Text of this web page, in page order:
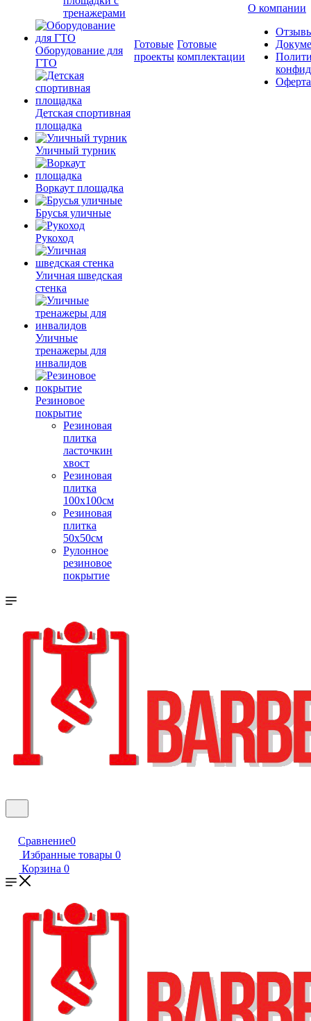
тренажерами
Оборудование для
ГТО
Детская спортивная
площадка
Уличный турник
Воркаут площадка
Брусья уличные
Рукоход
Уличная шведская
стенка
Уличные
тренажеры для
инвалидов
Резиновое
покрытие
Резиновая
плитка
ласточкин
хвост
Резиновая
плитка
100х100см
Резиновая
плитка
50х50см
Рулонное
резиновое
покрытие
Готовые
проекты
Готовые
комплектации
О компании
Оферта
Сравнение0
Избранные товары 0
Корзина 0